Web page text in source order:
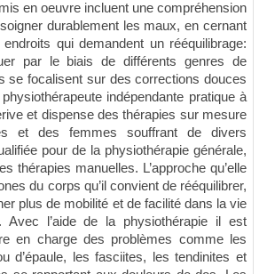
en oeuvre incluent une compréhension
durablement les maux, en cernant
qui demandent un rééquilibrage:
par le biais de différents genres de
se focalisent sur des corrections douces
indépendante pratique à
et dispense des thérapies sur mesure
et des femmes souffrant de divers
pour de la physiothérapie générale,
thérapies manuelles. L’approche qu’elle
du corps qu’il convient de rééquilibrer,
plus de mobilité et de facilité dans la vie
l’aide de la physiothérapie il est
en charge des problèmes comme les
d’épaule, les fasciites, les tendinites et